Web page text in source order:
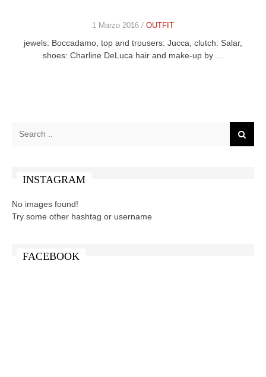
1 Marzo 2016 / OUTFIT
jewels: Boccadamo, top and trousers: Jucca, clutch: Salar,
shoes: Charline DeLuca hair and make-up by …
INSTAGRAM
No images found!
Try some other hashtag or username
FACEBOOK